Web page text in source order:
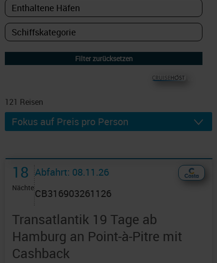
121 Reisen
18
Nächte
Abfahrt: 08.11.26
CB316903261126
Transatlantik 19 Tage ab
Hamburg an Point-à-Pitre mit
Cashback